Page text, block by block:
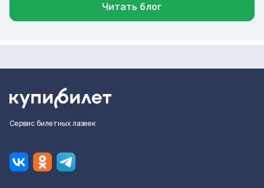
Читать блог
Сервис билетных лазеек